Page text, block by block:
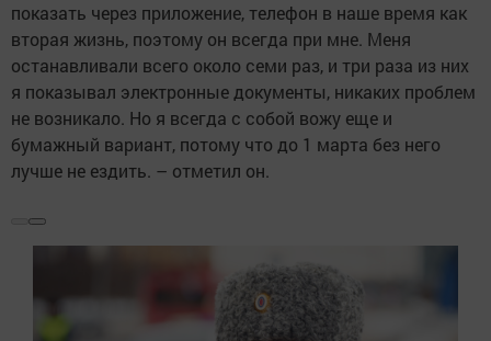
показать через приложение, телефон в наше время как
вторая жизнь, поэтому он всегда при мне. Меня
останавливали всего около семи раз, и три раза из них
я показывал электронные документы, никаких проблем
не возникало. Но я всегда с собой вожу еще и
бумажный вариант, потому что до 1 марта без него
лучше не ездить. – отметил он.